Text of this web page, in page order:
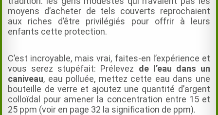
moyens d’acheter de tels couverts reprochaient
aux riches d’être privilégiés pour offrir à leurs
enfants cette protection.
C’est incroyable, mais vrai, faites-en l’expérience et
vous serez stupéfait: Prélevez de l’eau dans un
caniveau, eau polluée, mettez cette eau dans une
bouteille de verre et ajoutez une quantité d’argent
colloïdal pour amener la concentration entre 15 et
25 ppm (voir en page 32 la signification de ppm).